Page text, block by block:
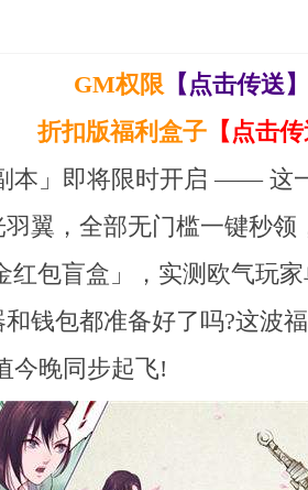
GM权限 【点击传送
折扣版福利盒子【点击传
本」即将限时开启 —— 这
翼，全部无门槛一键秒
包盲盒」，实测欧气玩
钱包都准备好了吗?​这波
今晚同步起飞!